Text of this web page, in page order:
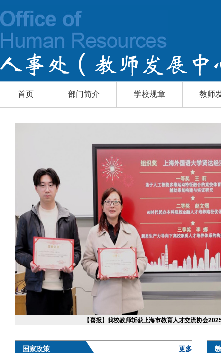
首页 部门简介 学校规章 教师
【喜报】我校教师斩获上海市教育人才交流协会
国家政策 更多